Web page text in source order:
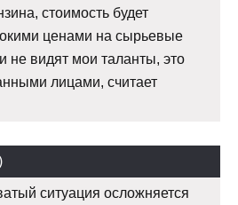
стоимость будет
ценами на сырьевые
не видят мои таланты, это
лицами, считает
ситуация осложняется